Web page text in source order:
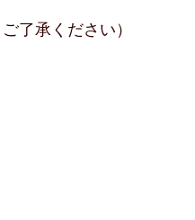
了承ください）